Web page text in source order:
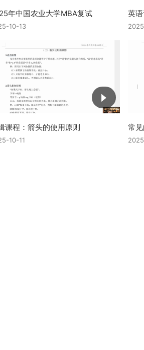
年中国农业大学MBA复试
10-13
英
课程：箭头的使用原则
10-11
常